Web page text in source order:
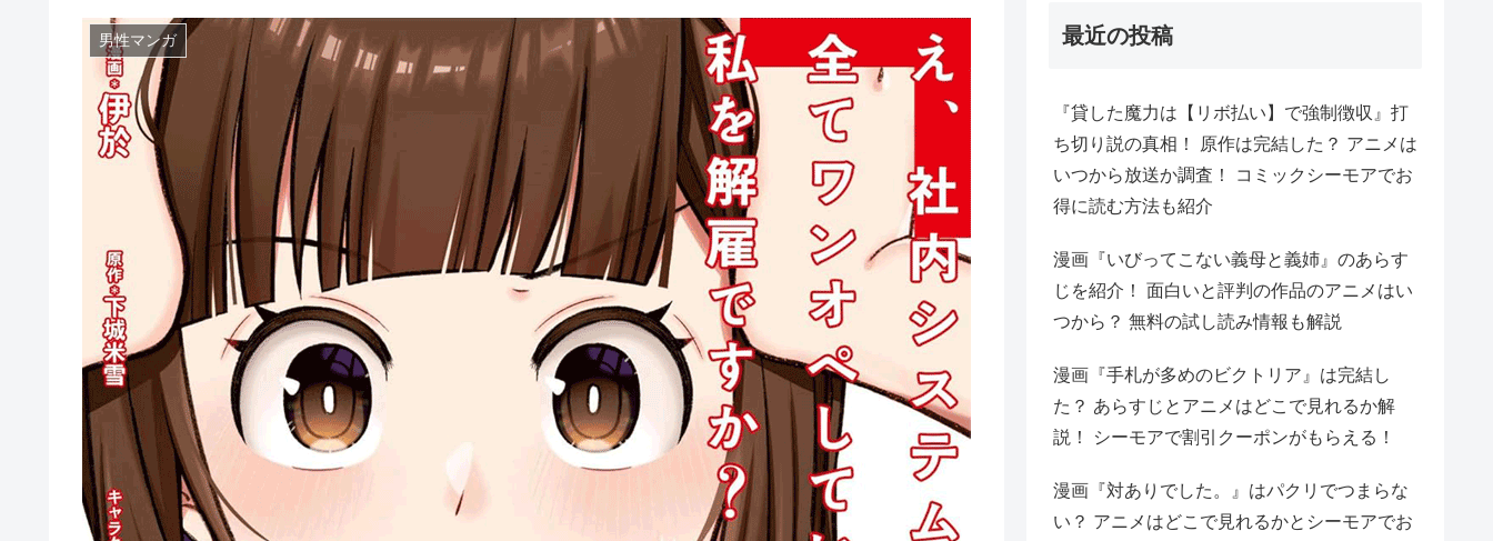
男性マンガ 最近の投稿
『貸した魔力は【リボ払い】で強制徴収』打
ち切り説の真相！ 原作は完結した？ アニメは
いつから放送か調査！ コミックシーモアでお
得に読む方法も紹介
漫画『いびってこない義母と義姉』のあらす
じを紹介！ 面白いと評判の作品のアニメはい
つから？ 無料の試し読み情報も解説
漫画『手札が多めのビクトリア』は完結し
た？ あらすじとアニメはどこで見れるか解
説！ シーモアで割引クーポンがもらえる！
漫画『対ありでした。』はパクリでつまらな
い？ アニメはどこで見れるかとシーモアでお